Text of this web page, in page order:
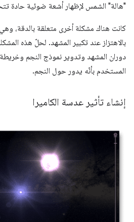
"هالة" الشمس لإظهار أشعة ضوئية حادة
كانت هناك مشكلة أخرى متعلقة بالدقة،
بالاهتزاز عند تكبير المشهد. لحلّ هذه
دوران المشهد وتدوير نموذج النجم
المستخدم بأنّه يدور حول النجم.
إنشاء تأثير عدسة الكاميرا